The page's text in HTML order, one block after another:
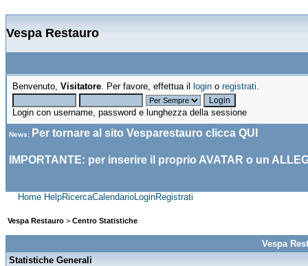
Vespa Restauro
Benvenuto, Visitatore. Per favore, effettua il login o registrati.
Login con username, password e lunghezza della sessione
News: Per tornare al sito Vesparestauro clicca QUI
IMPORTANTE: per inserire il proprio AVATAR o un
Home HelpRicercaCalendarioLoginRegistrati
Vespa Restauro > Centro Statistiche
Vespa
Statistiche Generali